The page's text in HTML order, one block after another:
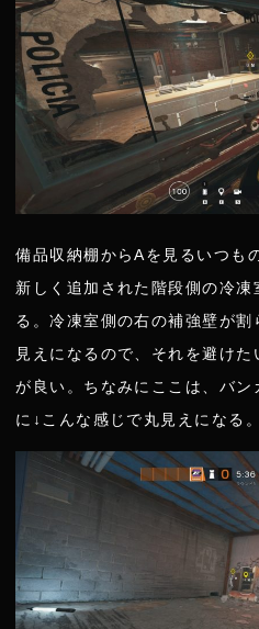
備品収納棚からAを見るいつも
新しく追加された階段側の冷凍
る。冷凍室側の右の補強壁が
見えになるので、それを避け
が良い。ちなみにここは、バ
に↓こんな感じで丸見えになる。